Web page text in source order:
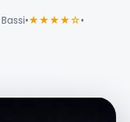
•★★★★☆•